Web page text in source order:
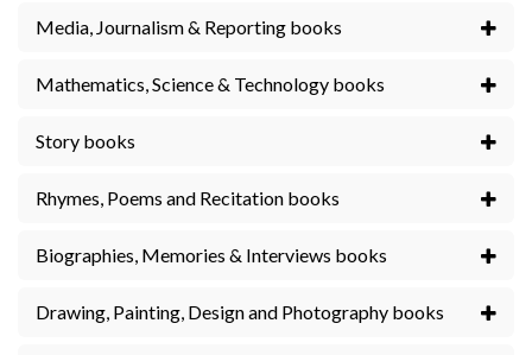
Media, Journalism & Reporting books
Mathematics, Science & Technology books
Story books
Rhymes, Poems and Recitation books
Biographies, Memories & Interviews books
Drawing, Painting, Design and Photography books